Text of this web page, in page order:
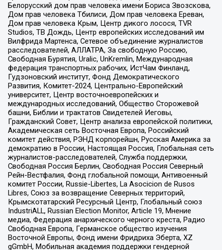
Белорусский дом прав человека имени Бориса Звозскова,
Дом прав человека Тбилиси, Дом прав человека Ереван,
Дом прав человека Крым, Центр дикого лосося, TVR
Studios, ТВ Дождь, Центр европейских исследований им
Вилфрида Мартенса, Сетевое объединение журналистов
расследователей, АЛЛАТРА, За свободную Россию,
Свободная Бурятия, Uralic, UnKremlin, Международная
федерация транспортных рабочих, ИстЧам Финланд,
Гудзоновский институт, Фонд Демократического
Развития, Комитет-2024, Центрально-Европейский
университет, Центр восточноевропейских и
международных исследований, Общество Сторожевой
башни, Библии и трактатов Свидетелей Иеговы,
Гражданский Совет, Центр анализа европейской политики,
Академическая сеть Восточная Европа, Российский
комитет действия, РЭНД корпорейшн, Русская Америка за
демократию в России, Настоящая Россия, Глобальная сеть
журналистов-расследователей, Служба поддержки,
Свободная Россия Берлин, Свободная Россия Северный
Рейн-Вестфалия, Фонд глобальной помощи, Антивоенный
комитет России, Russie-Libertes, La Asocicion de Rusos
Libres, Союз за возвращение Северных территорий,
Крымскотатарский Ресурсный Центр, Глобальный союз
IndustriALL, Russian Election Monitor, Article 19, Мнение
медиа, Федерация анархического черного креста, Радио
Свободная Европа, Германское общество изучения
Восточной Европы, Фонд имени Фридриха Эберта, XZ
gGmbH, Мобильная академия поддержки гендерной